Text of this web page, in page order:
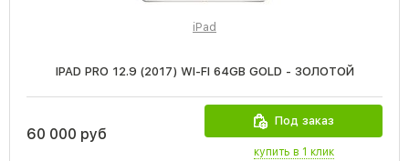
iPad
IPAD PRO 12.9 (2017) WI-FI 64GB GOLD - ЗОЛОТОЙ
60 000 руб
Под заказ
купить в 1 клик